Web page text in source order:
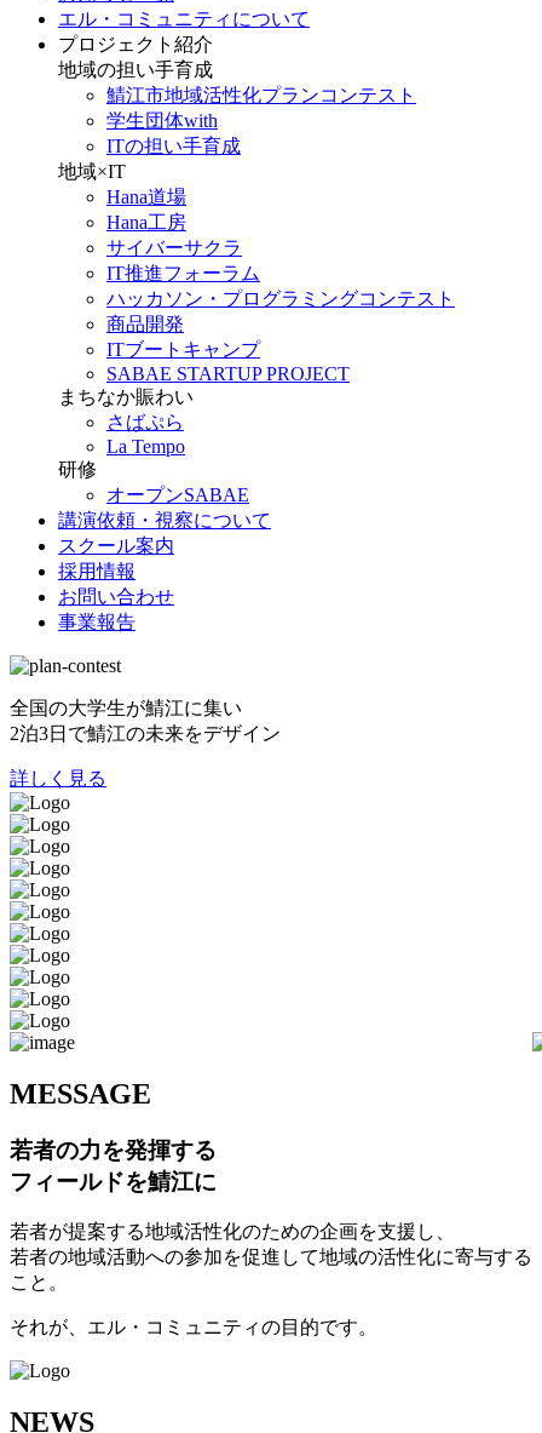
エル・コミュニティについて
プロジェクト紹介
地域の担い手育成
鯖江市地域活性化プランコンテスト
学生団体with
ITの担い手育成
地域×IT
Hana道場
Hana工房
サイバーサクラ
IT推進フォーラム
ハッカソン・プログラミングコンテスト
商品開発
ITブートキャンプ
SABAE STARTUP PROJECT
まちなか賑わい
さばぷら
La Tempo
研修
オープンSABAE
講演依頼・視察について
スクール案内
採用情報
お問い合わせ
事業報告
全国の大学生が鯖江に集い
2泊3日で鯖江の未来をデザイン
詳しく見る
MESSAGE
若者の力を発揮する
フィールドを鯖江に
若者が提案する地域活性化のための企画を支援し、
若者の地域活動への参加を促進して地域の活性化に寄与する
こと。
それが、エル・コミュニティの目的です。
NEWS